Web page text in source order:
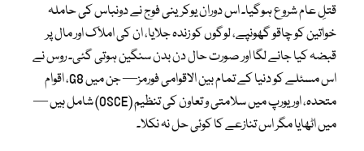
قتلِ عام شروع ہوگیا۔ اس دوران یوکرینی فوج نے دونباس کی حاملہ
خواتین کو چاقو گھونپے، لوگوں کو زندہ جلایا، ان کی املاک اور مال پر
قبضہ کیا جانے لگا اور صورت حال دن بدن سنگین ہوتی گئی۔ روس نے
اس مسئلے کو دنیا کے تمام بین الاقوامی فورمز— جن میں G8، اقوام
متحدہ، اور یورپ میں سلامتی و تعاون کی تنظیم (OSCE) شامل ہیں —
میں اٹھایا مگر اس تنازعے کا کوئی حل نہ نکلا۔